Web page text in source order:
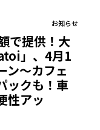
で提供！大
」、4月1
ン〜カフェ
ックも！車
性アッ
お知らせ